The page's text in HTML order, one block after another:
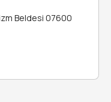
Beldesi 07600